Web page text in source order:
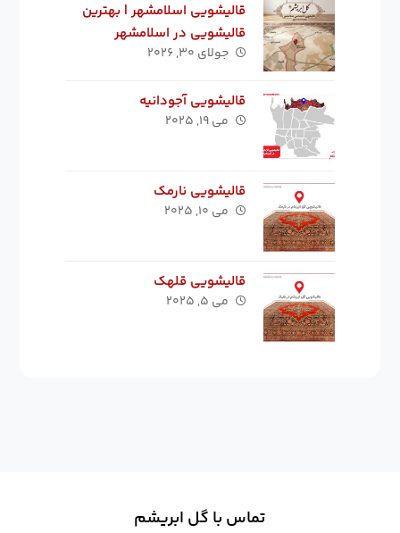
قالیشویی اسلامشهر | بهترین
قالیشویی در اسلامشهر
جولای ۳۰, ۲۰۲۶
قالیشویی آجودانیه
می ۱۹, ۲۰۲۵
قالیشویی نارمک
می ۱۰, ۲۰۲۵
قالیشویی قلهک
می ۵, ۲۰۲۵
تماس با گل ابریشم